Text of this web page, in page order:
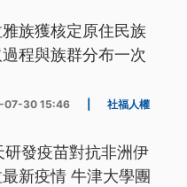
族獲核定原住民族
程與族群分布一次
07-30 15:46 社福人權
研發疫苗對抗非洲伊
新疫情 牛津大學團